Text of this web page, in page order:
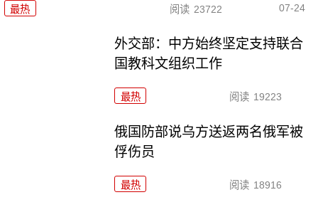
最热 阅读 23722 07-24
外交部：中方始终坚定支持联合
国教科文组织工作
最热 阅读 19223
俄国防部说乌方送返两名俄军被
俘伤员
最热 阅读 18916